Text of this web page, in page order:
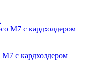
с кардхолдером